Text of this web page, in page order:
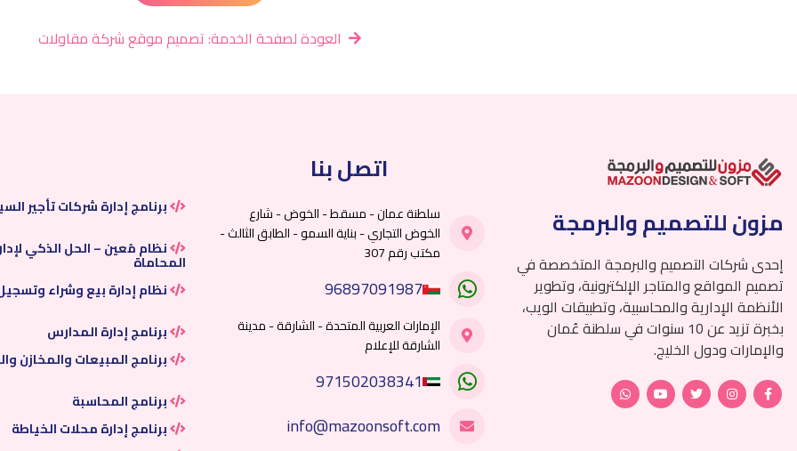
العودة لصفحة الخدمة: تصميم موقع شركة مقاولات
مزون للتصميم والبرمجة
إحدى شركات التصميم والبرمجة المتخصصة في
تصميم المواقع والمتاجر الإلكترونية، وتطوير
الأنظمة الإدارية والمحاسبية، وتطبيقات الويب،
بخبرة تزيد عن 10 سنوات في سلطنة عُمان
والإمارات ودول الخليج.
اتصل بنا
سلطنة عمان - مسقط - الخوض - شارع
الخوض التجاري - بناية السمو - الطابق الثالث -
مكتب رقم 307
96897091987
الإمارات العربية المتحدة - الشارقة - مدينة
الشارقة للإعلام
971502038341
info@mazoonsoft.com
برنامج إدارة شركات تأجير
نظام مُعين – الحل الذكي
المحاماة
نظام إدارة بيع وشراء
برنامج إدارة المدارس
برنامج المبيعات والمخازن
برنامج المحاسبة
برنامج إدارة محلات الخياطة